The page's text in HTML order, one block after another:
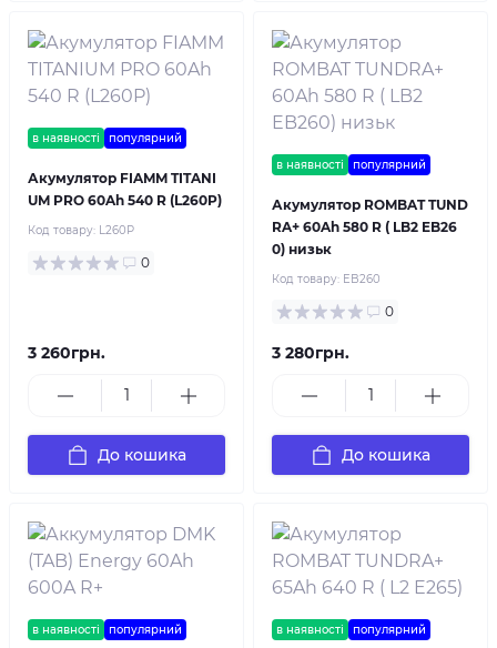
в наявності популярний
Акумулятор FIAMM TITANI
UM PRO 60Ah 540 R (L260P)
Код товару: L260P
0
3 260грн.
До кошика
в наявності популярний
Акумулятор ROMBAT TUND
RA+ 60Ah 580 R ( LB2 EB26
0) низьк
Код товару: EB260
0
3 280грн.
До кошика
в наявності популярний в наявності популярний